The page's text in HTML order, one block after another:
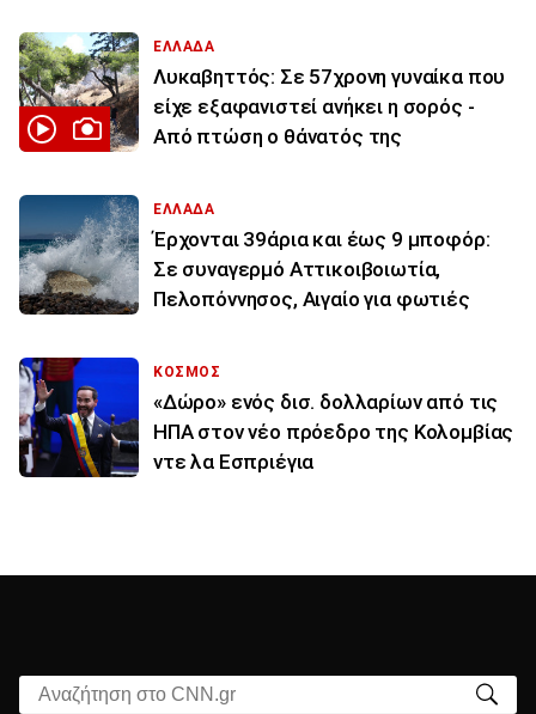
ΕΛΛΑΔΑ
Λυκαβηττός: Σε 57χρονη γυναίκα που
είχε εξαφανιστεί ανήκει η σορός -
Από πτώση ο θάνατός της
ΕΛΛΑΔΑ
Έρχονται 39άρια και έως 9 μποφόρ:
Σε συναγερμό Αττικοιβοιωτία,
Πελοπόννησος, Αιγαίο για φωτιές
ΚΟΣΜΟΣ
«Δώρο» ενός δισ. δολλαρίων από τις
ΗΠΑ στον νέο πρόεδρο της Κολομβίας
ντε λα Εσπριέγια
Αναζήτηση στο CNN.gr